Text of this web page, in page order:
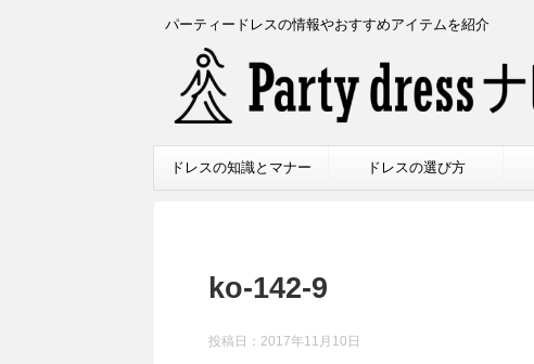
パーティードレスの情報やおすすめアイテムを紹介
ドレスの知識とマナー ドレスの選び方
ko-142-9
投稿日： 2017年11月10日